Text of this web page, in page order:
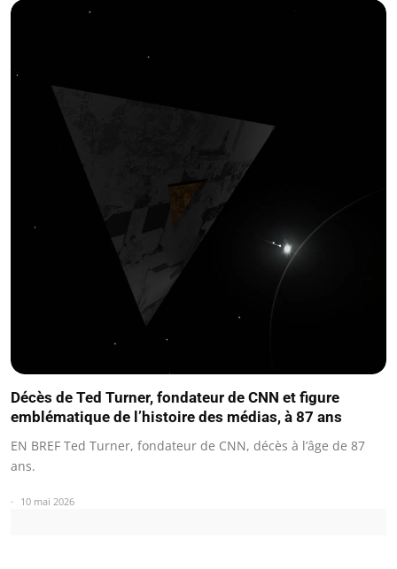
Décès de Ted Turner, fondateur de CNN et figure
emblématique de l’histoire des médias, à 87 ans
EN BREF Ted Turner, fondateur de CNN, décès à l’âge de 87
ans.
10 mai 2026